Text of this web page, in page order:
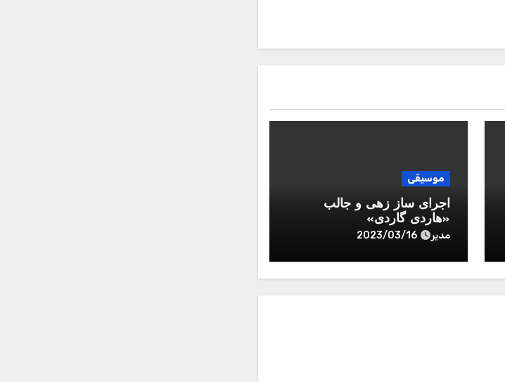
موسیقی
اجرای ساز زهی و جالب
«هاردی گاردی»
مدیر 2023/03/16